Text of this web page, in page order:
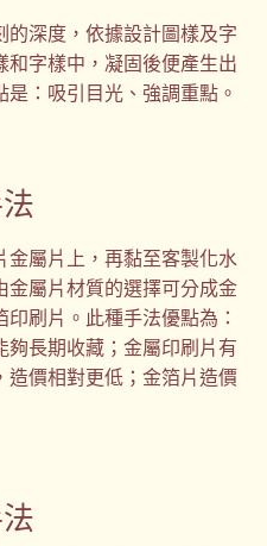
深度，依據設計圖樣及字
字樣中，凝固後便產生出
：吸引目光、強調重點。
屬片上，再黏至客製化水
屬片材質的選擇可分成金
刷片。此種手法優點為：
長期收藏；金屬印刷片有
價相對更低；金箔片造價